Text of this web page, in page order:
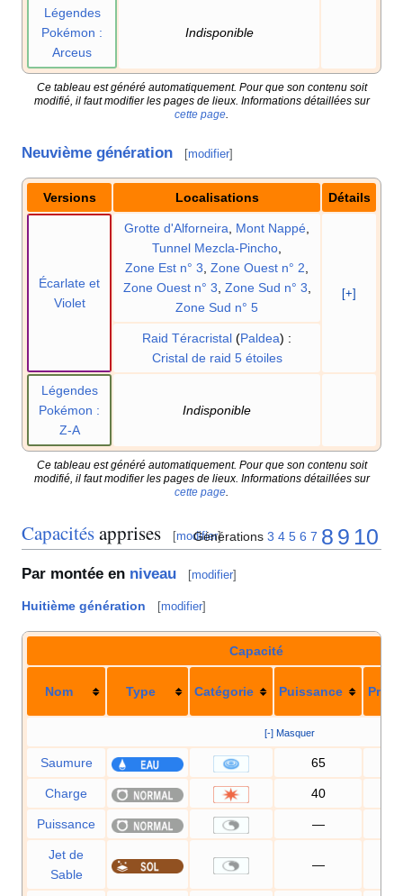
Légendes
Pokémon :
Arceus
Indisponible
Ce tableau est généré automatiquement. Pour que son contenu soit
modifié, il faut modifier les pages de lieux. Informations détaillées sur
cette page
Neuvième génération [modifier]
Versions Localisations Détails
Écarlate et
Violet
Grotte d'Alforneira Mont Nappé
Tunnel Mezcla-Pincho
Zone Est n° 3 Zone Ouest n° 2
Zone Ouest n° 3 Zone Sud n° 3
Zone Sud n° 5
[+]
Raid Téracristal (Paldea) :
Cristal de raid 5 étoiles
Légendes
Pokémon :
Z-A
Indisponible
Ce tableau est généré automatiquement. Pour que son contenu soit
modifié, il faut modifier les pages de lieux. Informations détaillées sur
cette page
Capacitésapprises [modifier]
Générations 3 4 5 6 7 8 9 10
Par montée en niveau [modifier]
Huitième génération [modifier]
Capacité
Nom Type Catégorie Puissance
[-] Masquer
Saumure 65
Charge 40
Puissance —
Jet de
Sable
—